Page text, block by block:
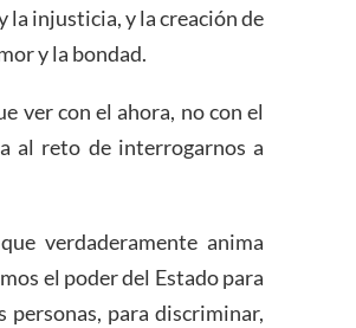
la injusticia, y la creación de
y la bondad.
ver con el ahora, no con el
al reto de interrogarnos a
verdaderamente anima
el poder del Estado para
personas, para discriminar,